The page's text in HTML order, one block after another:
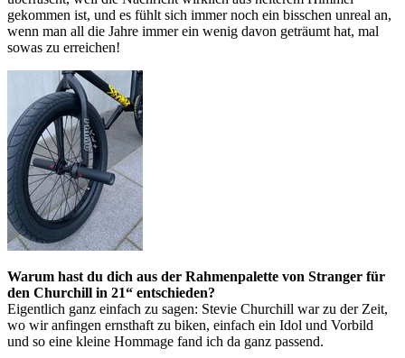
gekommen ist, und es fühlt sich immer noch ein bisschen unreal an,
wenn man all die Jahre immer ein wenig davon geträumt hat, mal
sowas zu erreichen!
Warum hast du dich aus der Rahmenpalette von Stranger für
den Churchill in 21“ entschieden?
Eigentlich ganz einfach zu sagen: Stevie Churchill war zu der Zeit,
wo wir anfingen ernsthaft zu biken, einfach ein Idol und Vorbild
und so eine kleine Hommage fand ich da ganz passend.